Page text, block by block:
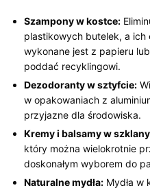
Szampony w kostce:
plastikowych butelek, a
wykonane jest z papieru
poddać recyklingowi.
Dezodoranty w sztyfcie:
w opakowaniach z
przyjazne dla środowiska.
Kremy i balsamy w
który można wielokrotnie
doskonałym wyborem do
Naturalne mydła: Mydła w